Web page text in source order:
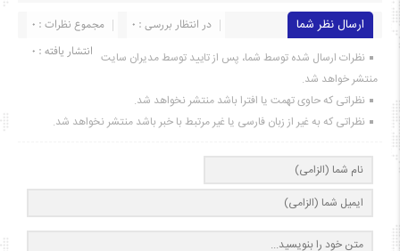
ارسال نظر شما مجموع نظرات : 0
در انتظار بررسی : 0
انتشار یافته : ۰ نظرات ارسال شده توسط شما، پس از تایید توسط مدیران سایت
منتشر خواهد شد.
نظراتی که حاوی تهمت یا افترا باشد منتشر نخواهد شد.
نظراتی که به غیر از زبان فارسی یا غیر مرتبط با خبر باشد منتشر نخواهد شد.